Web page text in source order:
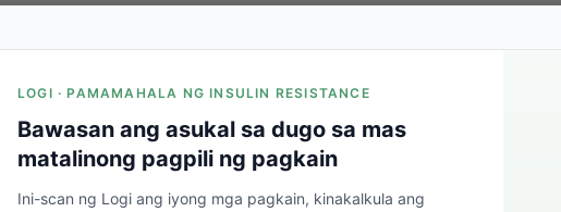
LOGI · PAMAMAHALA NG INSULIN RESISTANCE
Bawasan ang asukal sa dugo sa mas
matalinong pagpili ng pagkain
Ini-scan ng Logi ang iyong mga pagkain, kinakalkula ang